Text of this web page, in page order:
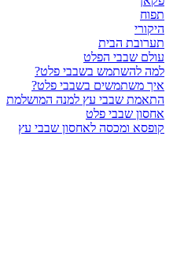
תפוח
היקורי
תערובת הבית
עולם שבבי הפלט
למה להשתמש בשבבי פלט?
איך משתמשים בשבבי פלט?
התאמת שבבי עץ למנה המושלמת
אחסון שבבי פלט
קופסא ומכסה לאחסון שבבי עץ